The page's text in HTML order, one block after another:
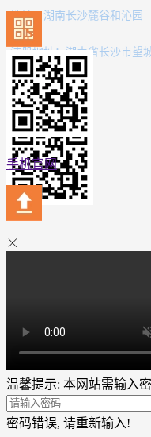
地址：湖南长沙麓谷和沁园
注册地址：湖南省长沙市望
1栋2单元508
手机官网
温馨提示: 本网站需输入
密码错误, 请重新输入!